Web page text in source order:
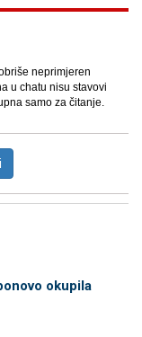
neprimjeren
u chatu nisu stavovi
samo za čitanje.
okupila